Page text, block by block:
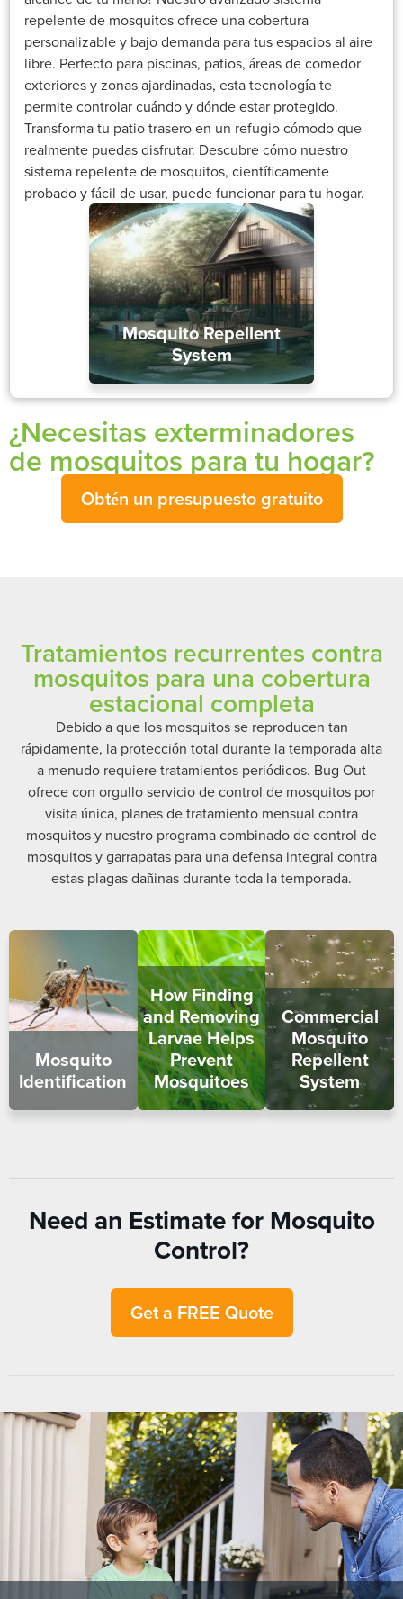
repelente de mosquitos ofrece una cobertura
personalizable y bajo demanda para tus espacios al aire
libre. Perfecto para piscinas, patios, áreas de comedor
exteriores y zonas ajardinadas, esta tecnología te
permite controlar cuándo y dónde estar protegido.
Transforma tu patio trasero en un refugio cómodo que
realmente puedas disfrutar. Descubre cómo nuestro
sistema repelente de mosquitos, científicamente
probado y fácil de usar, puede funcionar para tu hogar.
Mosquito Repellent
System
¿Necesitas exterminadores
de mosquitos para tu hogar?
Obtén un presupuesto gratuito
Tratamientos recurrentes contra
mosquitos para una cobertura
estacional completa
Debido a que los mosquitos se reproducen tan
rápidamente, la protección total durante la temporada alta
a menudo requiere tratamientos periódicos. Bug Out
ofrece con orgullo servicio de control de mosquitos por
visita única, planes de tratamiento mensual contra
mosquitos y nuestro programa combinado de control de
mosquitos y garrapatas para una defensa integral contra
estas plagas dañinas durante toda la temporada.
Mosquito
Identification
How Finding
and Removing
Larvae Helps
Prevent
Mosquitoes
Commercial
Mosquito
Repellent
System
Need an Estimate for Mosquito
Control?
Get a FREE Quote